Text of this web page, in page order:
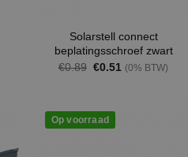
Solarstell connect
beplatingsschroef zwart
€0.89 Oorspronkelijke
€0.51 Huidige
(0% BTW)
Op voorraad